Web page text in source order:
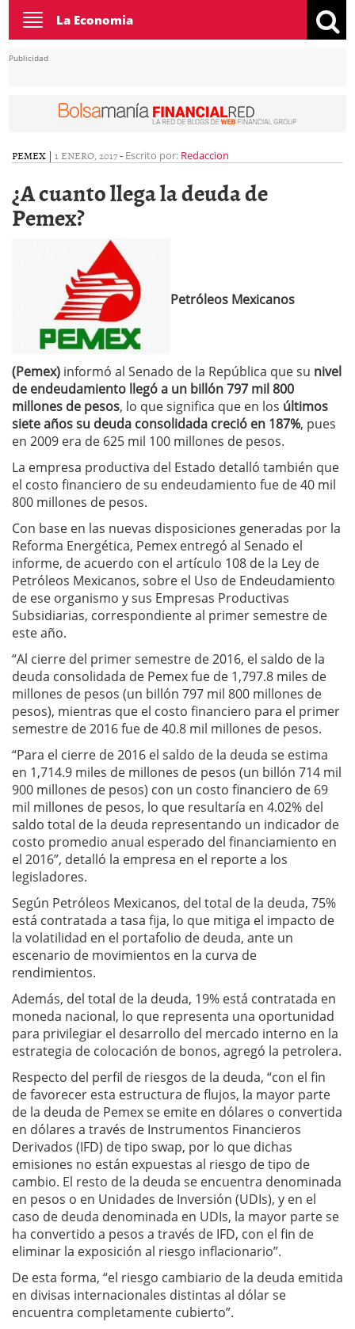
Toggle
navigation
La Economia
Publicidad
PEMEX | 1 ENERO, 2017- Escrito por: Redaccion
¿A cuanto llega la deuda de
Pemex?
Petróleos Mexicanos
(Pemex) informó al Senado de la República que su nivel
de endeudamiento llegó a un billón 797 mil 800
millones de pesos, lo que significa que en los últimos
siete años su deuda consolidada creció en 187%, pues
en 2009 era de 625 mil 100 millones de pesos.
La empresa productiva del Estado detalló también que
el costo financiero de su endeudamiento fue de 40 mil
800 millones de pesos.
Con base en las nuevas disposiciones generadas por la
Reforma Energética, Pemex entregó al Senado el
informe, de acuerdo con el artículo 108 de la Ley de
Petróleos Mexicanos, sobre el Uso de Endeudamiento
de ese organismo y sus Empresas Productivas
Subsidiarias, correspondiente al primer semestre de
este año.
“Al cierre del primer semestre de 2016, el saldo de la
deuda consolidada de Pemex fue de 1,797.8 miles de
millones de pesos (un billón 797 mil 800 millones de
pesos), mientras que el costo financiero para el primer
semestre de 2016 fue de 40.8 mil millones de pesos.
“Para el cierre de 2016 el saldo de la deuda se estima
en 1,714.9 miles de millones de pesos (un billón 714 mil
900 millones de pesos) con un costo financiero de 69
mil millones de pesos, lo que resultaría en 4.02% del
saldo total de la deuda representando un indicador de
costo promedio anual esperado del financiamiento en
el 2016”, detalló la empresa en el reporte a los
legisladores.
Según Petróleos Mexicanos, del total de la deuda, 75%
está contratada a tasa fija, lo que mitiga el impacto de
la volatilidad en el portafolio de deuda, ante un
escenario de movimientos en la curva de
rendimientos.
Además, del total de la deuda, 19% está contratada en
moneda nacional, lo que representa una oportunidad
para privilegiar el desarrollo del mercado interno en la
estrategia de colocación de bonos, agregó la petrolera.
Respecto del perfil de riesgos de la deuda, “con el fin
de favorecer esta estructura de flujos, la mayor parte
de la deuda de Pemex se emite en dólares o convertida
en dólares a través de Instrumentos Financieros
Derivados (IFD) de tipo swap, por lo que dichas
emisiones no están expuestas al riesgo de tipo de
cambio. El resto de la deuda se encuentra denominada
en pesos o en Unidades de Inversión (UDIs), y en el
caso de deuda denominada en UDIs, la mayor parte se
ha convertido a pesos a través de IFD, con el fin de
eliminar la exposición al riesgo inflacionario”.
De esta forma, “el riesgo cambiario de la deuda emitida
en divisas internacionales distintas al dólar se
encuentra completamente cubierto”.